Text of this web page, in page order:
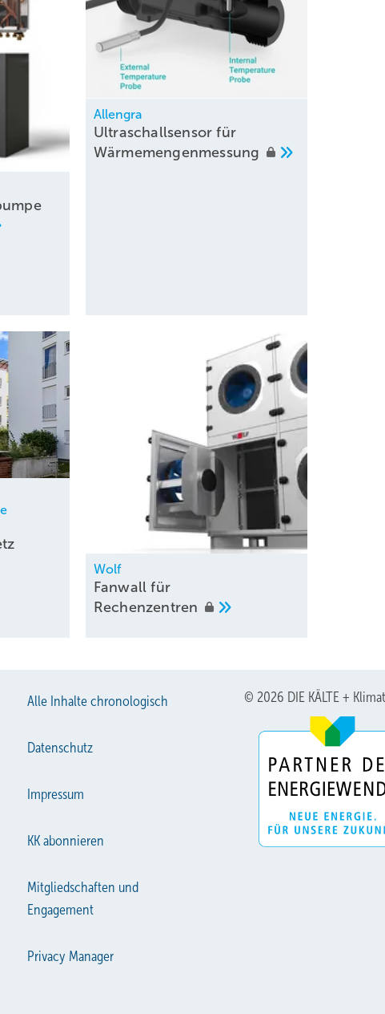
Allengra
Ultraschallsensor für
Wärmemengenmessung
Wolf
Fanwall für
Rechenzentren
Alle Inhalte chronologisch
Datenschutz
Impressum
KK abonnieren
Mitgliedschaften und
Engagement
Privacy Manager
© 2026 DIE KÄLTE +